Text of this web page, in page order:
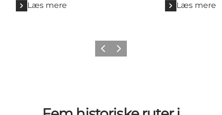
Læs mere Læs mere
Forrige billede
Næste billede